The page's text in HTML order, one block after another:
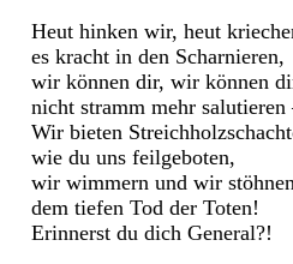
Heut hinken wir, heut
es kracht in den Scharnieren,
wir können dir, wir können
nicht stramm mehr salutieren
Wir bieten
wie du uns feilgeboten,
wir wimmern und wir
dem tiefen Tod der Toten!
Erinnerst du dich General?!